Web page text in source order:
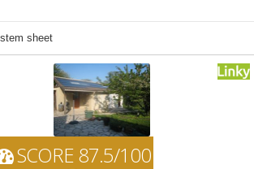
sheet
SCORE 87.5/100